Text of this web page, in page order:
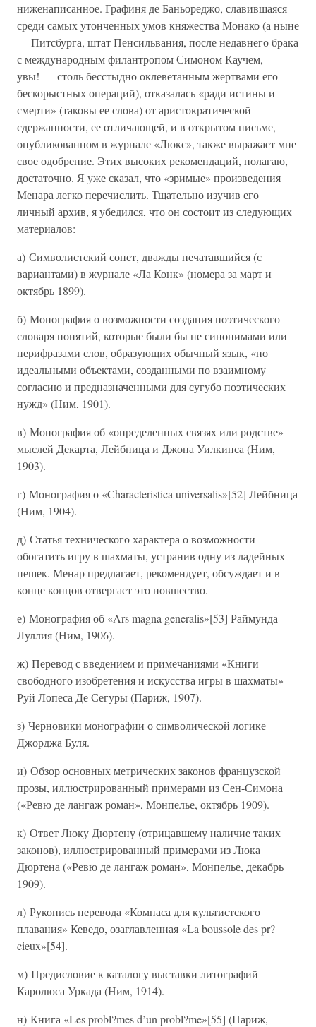
ниженаписанное. Графиня де Баньореджо, славившаяся
среди самых утонченных умов княжества Монако (а ныне
— Питсбурга, штат Пенсильвания, после недавнего брака
с международным филантропом Симоном Каучем, —
увы! — столь бесстыдно оклеветанным жертвами его
бескорыстных операций), отказалась «ради истины и
смерти» (таковы ее слова) от аристократической
сдержанности, ее отличающей, и в открытом письме,
опубликованном в журнале «Люкс», также выражает мне
свое одобрение. Этих высоких рекомендаций, полагаю,
достаточно. Я уже сказал, что «зримые» произведения
Менара легко перечислить. Тщательно изучив его
личный архив, я убедился, что он состоит из следующих
материалов:
а) Символистский сонет, дважды печатавшийся (с
вариантами) в журнале «Ла Конк» (номера за март и
октябрь 1899).
б) Монография о возможности создания поэтического
словаря понятий, которые были бы не синонимами или
перифразами слов, образующих обычный язык, «но
идеальными объектами, созданными по взаимному
согласию и предназначенными для сугубо поэтических
нужд» (Ним, 1901).
в) Монография об «определенных связях или родстве»
мыслей Декарта, Лейбница и Джона Уилкинса (Ним,
1903).
г) Монография о «Characteristica universalis»[52] Лейбница
(Ним, 1904).
д) Статья технического характера о возможности
обогатить игру в шахматы, устранив одну из ладейных
пешек. Менар предлагает, рекомендует, обсуждает и в
конце концов отвергает это новшество.
е) Монография об «Ars magna generalis»[53] Раймунда
Луллия (Ним, 1906).
ж) Перевод с введением и примечаниями «Книги
свободного изобретения и искусства игры в шахматы»
Руй Лопеса Де Сегуры (Париж, 1907).
з) Черновики монографии о символической логике
Джорджа Буля.
и) Обзор основных метрических законов французской
прозы, иллюстрированный примерами из Сен-Симона
(«Ревю де лангаж роман», Монпелье, октябрь 1909).
к) Ответ Люку Дюртену (отрицавшему наличие таких
законов), иллюстрированный примерами из Люка
Дюртена («Ревю де лангаж роман», Монпелье, декабрь
1909).
л) Рукопись перевода «Компаса для культистского
плавания» Кеведо, озаглавленная «La boussole des pr?
cieux»[54].
м) Предисловие к каталогу выставки литографий
Каролюса Уркада (Ним, 1914).
н) Книга «Les probl?mes d’un probl?me»[55] (Париж,